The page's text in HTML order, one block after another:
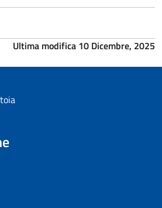
Ultima modifica 10 Dicembre, 2025